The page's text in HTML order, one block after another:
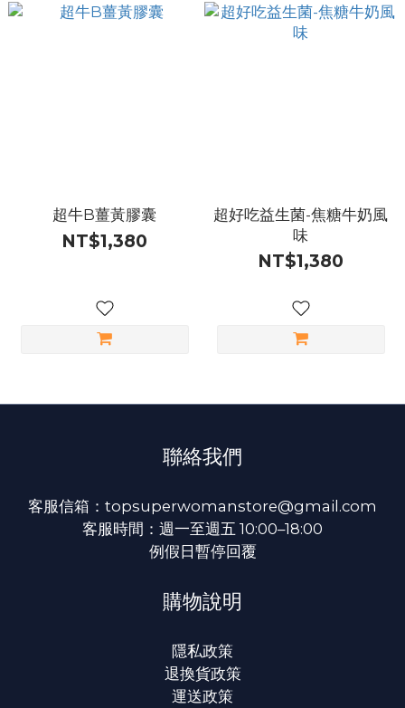
超牛B薑黃膠囊
NT$1,380
超好吃益生菌-焦糖牛奶風
味
NT$1,380
聯絡我們
客服信箱：topsuperwomanstore@gmail.com
客服時間：週一至週五 10:00–18:00
例假日暫停回覆
購物說明
隱私政策
退換貨政策
運送政策